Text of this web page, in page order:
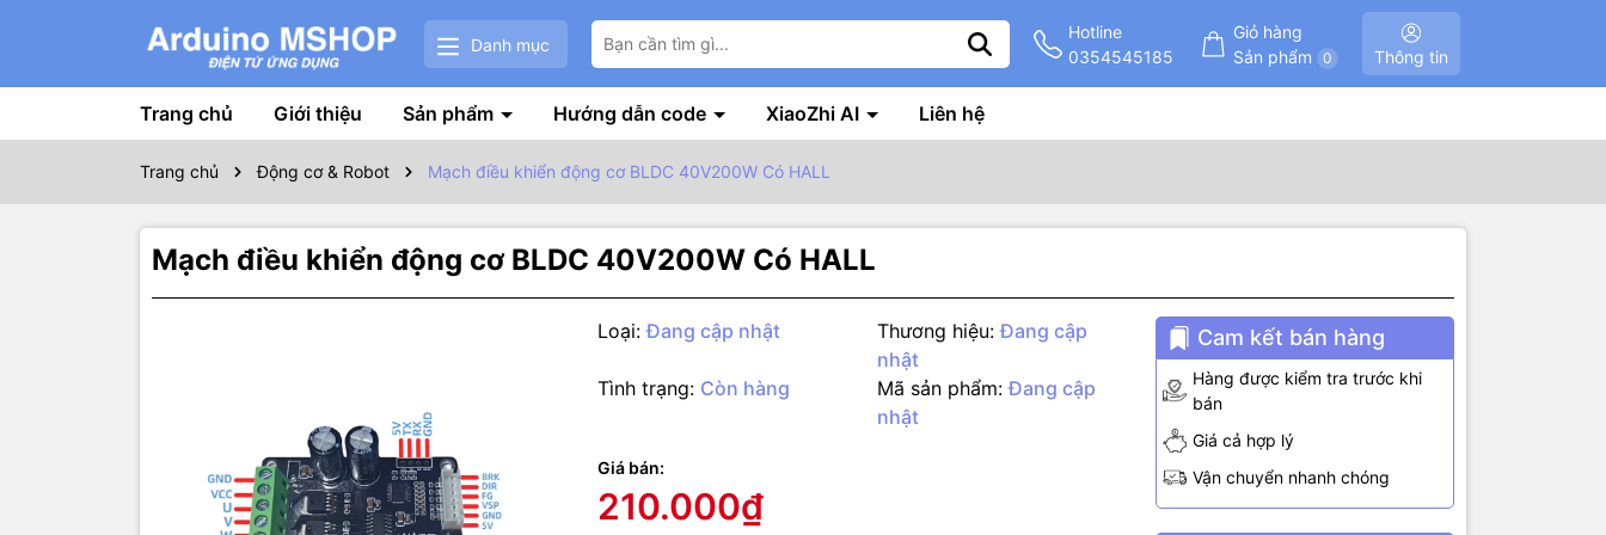
Danh mục
Hotline
0354545185
Giỏ hàng
Sản phẩm
0 Thông tin
Trang chủ Giới thiệu Sản phẩm Hướng dẫn code XiaoZhi AI Liên hệ
Trang chủ Động cơ & Robot Mạch điều khiển động cơ BLDC 40V200W Có HALL
Mạch điều khiển động cơ BLDC 40V200W Có HALL
Loại: Đang cập nhật Thương hiệu: Đang cập
nhật
Tình trạng: Còn hàng Mã sản phẩm: Đang cập
nhật
Giá bán:
210.000₫
Cam kết bán hàng
Hàng được kiểm tra trước khi
bán
Giá cả hợp lý
Vận chuyển nhanh chóng
Thông số kỹ thuật